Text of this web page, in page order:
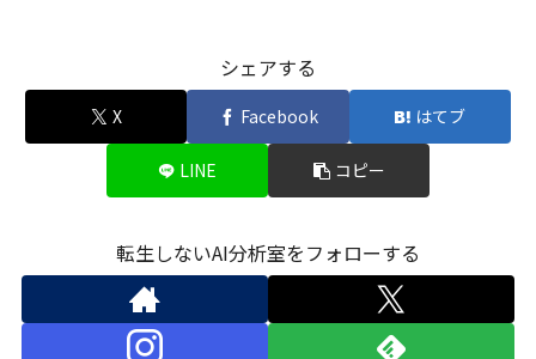
シェアする
X Facebook はてブ
LINE コピー
転生しないAI分析室をフォローする